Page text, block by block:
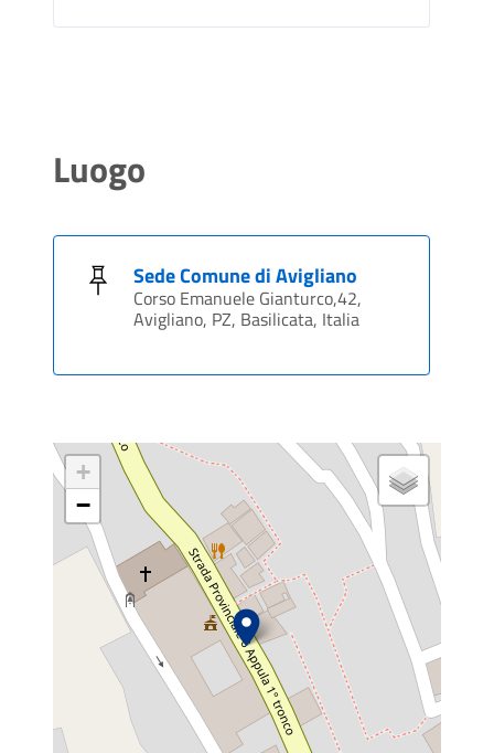
Luogo
Sede Comune di Avigliano
Corso Emanuele Gianturco,42,
Avigliano, PZ, Basilicata, Italia
+
−